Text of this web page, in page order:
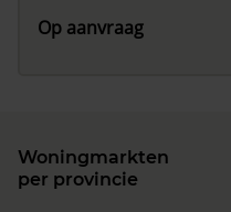
Op aanvraag
Woningmarkten
per provincie